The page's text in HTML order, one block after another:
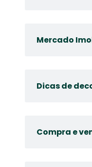
Mercado
Dicas de
Compra e